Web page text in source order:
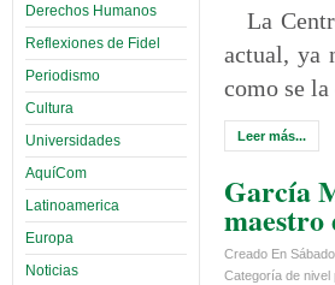
Derechos Humanos
Reflexiones de Fidel
Periodismo
Cultura
Universidades
AquíCom
Latinoamerica
Europa
Noticias
La
actual, ya
como se
Leer más...
García
maestro
Creado En
Categoría de nivel